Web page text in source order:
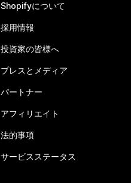
Shopifyについて
採用情報
投資家の皆様へ
プレスとメディア
パートナー
アフィリエイト
法的事項
サービスステータス